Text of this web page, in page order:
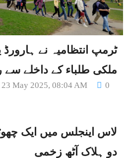
ٹرمپ انتظامیہ نے ہارورڈ
ملکی طلباء کے داخلے سے
May 2025, 08:04 AM 0
لاس اینجلس میں ایک
دو ہلاک آٹھ زخمی